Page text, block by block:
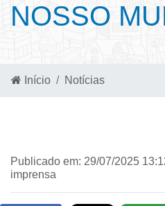
NOSSO
Início Notícias
Publicado em: 29/07/2025
imprensa